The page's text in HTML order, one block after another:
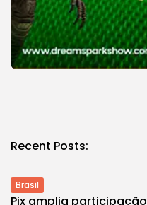
Recent Posts:
Brasil
Pix amplia